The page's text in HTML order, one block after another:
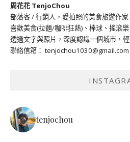
周花花 TenjoChou
部落客 / 行銷人，愛拍照的美食旅遊作家
喜歡美食(拉麵/咖啡狂熱)、棒球、搖滾樂
透過文字與照片，深度認識一個城市，
聯絡信箱： tenjochou1030@gmail.com
tenjochou